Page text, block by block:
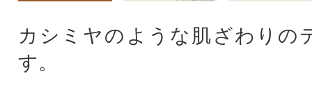
カシミヤのような肌ざわりの
す。